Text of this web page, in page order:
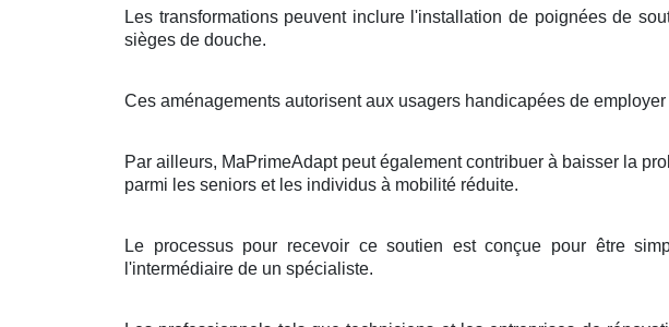
Les transformations peuvent inclure l'installation de poignées de
sièges de douche.
Ces aménagements autorisent aux usagers handicapées de
Par ailleurs, MaPrimeAdapt peut également contribuer à baisser la
parmi les seniors et les individus à mobilité réduite.
Le processus pour recevoir ce soutien est conçue pour être
l'intermédiaire de un spécialiste.